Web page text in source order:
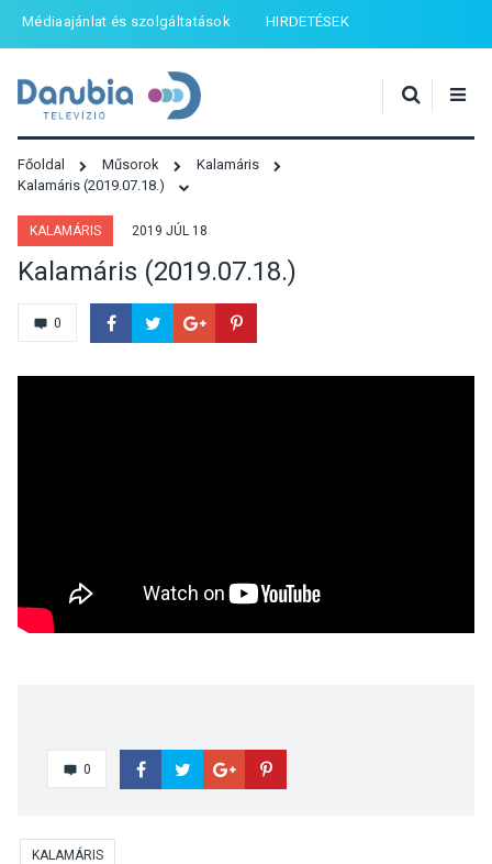
Médiaajánlat és szolgáltatások HIRDETÉSEK
Főoldal Műsorok
Kalamáris
Kalamáris (2019.07.18.)
KALAMÁRIS 2019 JÚL 18
Kalamáris (2019.07.18.)
0
0
KALAMÁRIS